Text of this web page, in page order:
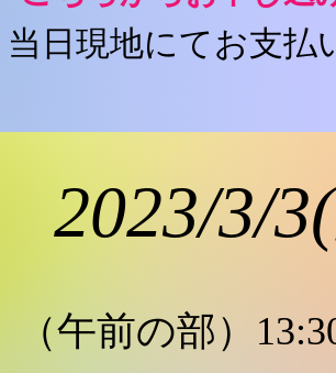
当日現地にてお支払
2023/3/
（午前の部）13